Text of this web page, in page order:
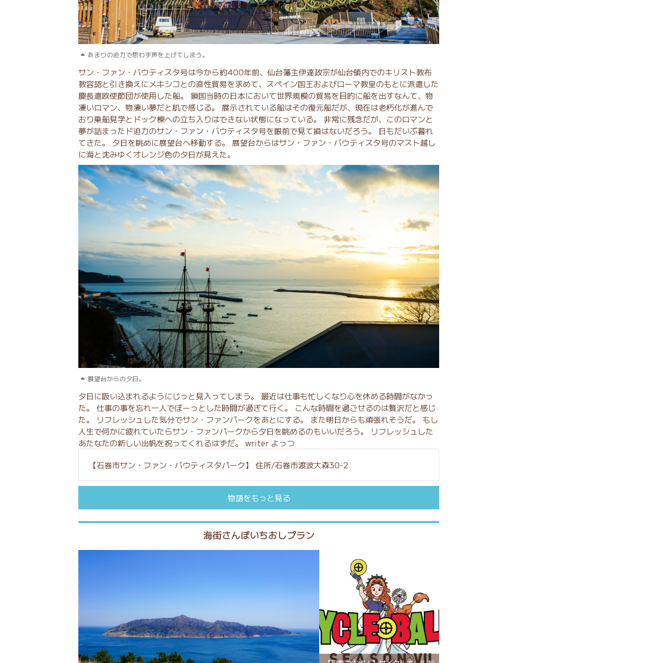
あまりの迫力で思わず声を上げてしまう。
サン・ファン・バウティスタ号は今から約400年前、仙台藩主伊達政宗が仙台領内でのキリスト教布
教容認と引き換えにメキシコとの直性貿易を求めて、スペイン国王およびローマ教皇のもとに派遣した
慶長遣欧使節団が使用した船。 鎖国当時の日本において世界規模の貿易を目的に船を出すなんて、物
凄いロマン、物凄い夢だと肌で感じる。 展示されている船はその復元船だが、現在は老朽化が進んで
おり乗船見学とドック棟への立ち入りはできない状態になっている。 非常に残念だが、このロマンと
夢が詰まったド迫力のサン・ファン・バウティスタ号を眼前で見て損はないだろう。 日もだいぶ暮れ
てきた。 夕日を眺めに展望台へ移動する。 展望台からはサン・ファン・バウティスタ号のマスト越し
に海と沈みゆくオレンジ色の夕日が見えた。
展望台からの夕日。
夕日に吸い込まれるようにじっと見入ってしまう。 最近は仕事も忙しくなり心を休める時間がなかっ
た。 仕事の事を忘れ一人でぼーっとした時間が過ぎて行く。 こんな時間を過ごせるのは贅沢だと感じ
た。 リフレッシュした気分でサン・ファンパークをあとにする。 また明日からも頑張れそうだ。 もし
人生で何かに疲れていたらサン・ファンパークから夕日を眺めるのもいいだろう。 リフレッシュした
あたなたの新しい出帆を祝ってくれるはずだ。 writer よっつ
【石巻市サン・ファン・バウティスタパーク】
住所/石巻市渡波大森30-2
物語をもっと見る
海街さんぽいちおしプラン